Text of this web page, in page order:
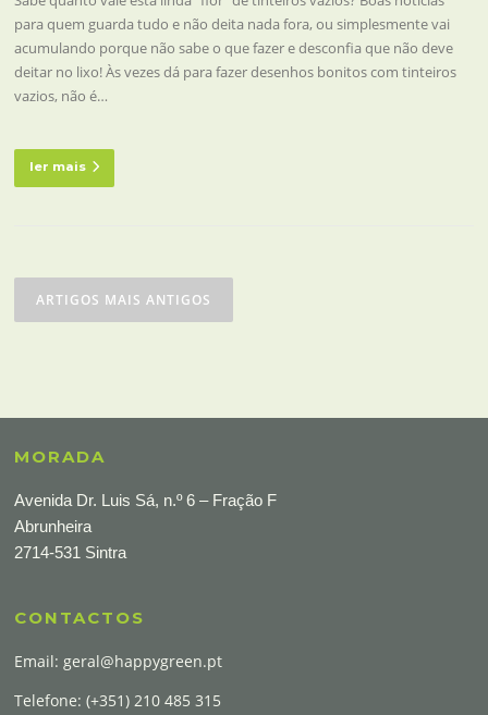
para quem guarda tudo e não deita nada fora, ou simplesmente vai
acumulando porque não sabe o que fazer e desconfia que não deve
deitar no lixo! Às vezes dá para fazer desenhos bonitos com tinteiros
vazios, não é…
ler mais
de
artigos
ARTIGOS MAIS ANTIGOS
MORADA
Avenida Dr. Luis Sá, n.º 6 – Fração F
Abrunheira
2714-531 Sintra
CONTACTOS
Email:geral@happygreen.pt
Telefone: (+351) 210 485 315